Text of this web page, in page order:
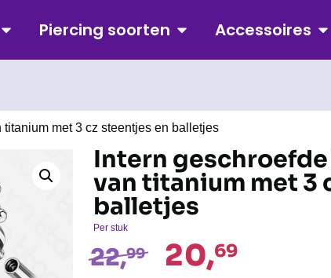
Piercing soorten Accessoires
met 3 cz steentjes en balletjes
Intern
van titanium met 3
balletjes
Per stuk
22,99 20,69